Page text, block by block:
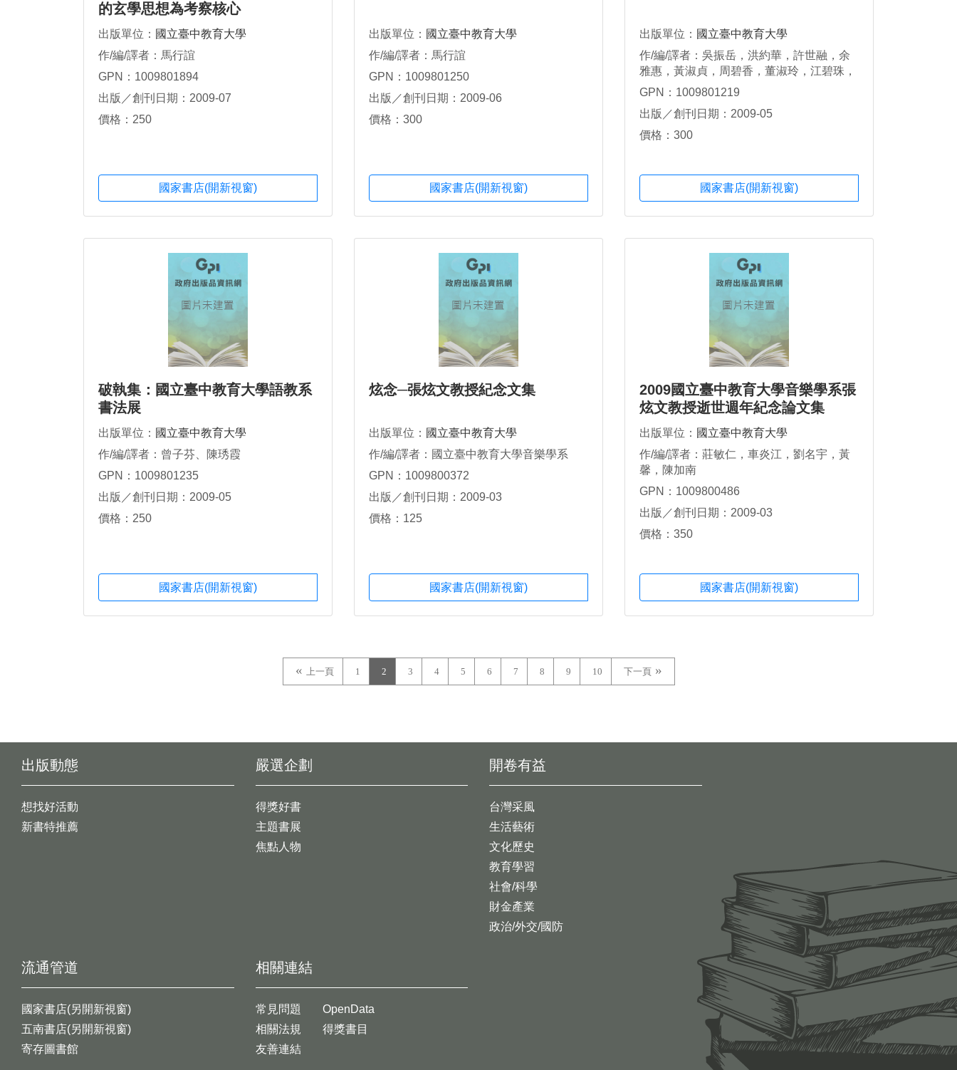
的玄學思想為考察核心
出版單位： 國立臺中教育大學
作/編/譯者：馬行誼
GPN：1009801894
出版／創刊日期：2009-07
價格：250
國家書店(開新視窗)
出版單位： 國立臺中教育大學
作/編/譯者：馬行誼
GPN：1009801250
出版／創刊日期：2009-06
價格：300
國家書店(開新視窗)
出版單位： 國立臺中教育大學
作/編/譯者：吳振岳，洪約華，許世融，余
雅惠，黃淑貞，周碧香，董淑玲，江碧珠，
林淑貞，高正賢，莊敏仁
GPN：1009801219
出版／創刊日期：2009-05
價格：300
國家書店(開新視窗)
破執集：國立臺中教育大學語教系
書法展
出版單位： 國立臺中教育大學
作/編/譯者：曾子芬、陳琇霞
GPN：1009801235
出版／創刊日期：2009-05
價格：250
國家書店(開新視窗)
炫念─張炫文教授紀念文集
出版單位： 國立臺中教育大學
作/編/譯者：國立臺中教育大學音樂學系
GPN：1009800372
出版／創刊日期：2009-03
價格：125
國家書店(開新視窗)
2009國立臺中教育大學音樂學系張
炫文教授逝世週年紀念論文集
出版單位： 國立臺中教育大學
作/編/譯者：莊敏仁，車炎江，劉名宇，黃
馨，陳加南
GPN：1009800486
出版／創刊日期：2009-03
價格：350
國家書店(開新視窗)
上一頁 1 2 3 4 5 6 7 8 9 10 下一頁
出版動態
想找好活動
新書特推薦
開卷有益
台灣采風
生活藝術
文化歷史
教育學習
社會/科學
財金產業
政治/外交/國防
嚴選企劃
得獎好書
主題書展
焦點人物
流通管道
國家書店(另開新視窗)
五南書店(另開新視窗)
寄存圖書館
相關連結
常見問題
相關法規
友善連結
OpenData
得獎書目